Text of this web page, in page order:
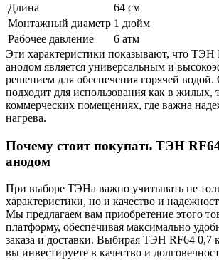
Длина
64 см
Монтажный диаметр 1 дюйм
Рабочее давление
6 атм
Эти характеристики показывают, что ТЭН
анодом является универсальным и
решением для обеспечения горячей
подходит для использования как в жилых,
коммерческих помещениях, где важна
нагрева.
Почему стоит покупать ТЭН
анодом
При выборе ТЭНа важно учитывать не
характеристики, но и качество и
Мы предлагаем вам приобретение этого
платформу, обеспечивая максимально
заказа и доставки. Выбирая ТЭН RF64 0,7
вы инвестируете в качество и